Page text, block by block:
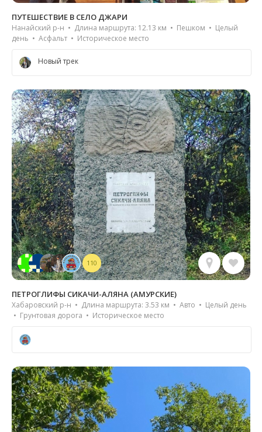
ПУТЕШЕСТВИЕ В СЕЛО ДЖАРИ
Нанайский р-н • Длина маршрута: 12.13 км • Пешком • Целый
день • Асфальт • Историческое место
Новый трек
110
ПЕТРОГЛИФЫ СИКАЧИ-АЛЯНА (АМУРСКИЕ)
Хабаровский р-н • Длина маршрута: 3.53 км • Авто • Целый день
• Грунтовая дорога • Историческое место